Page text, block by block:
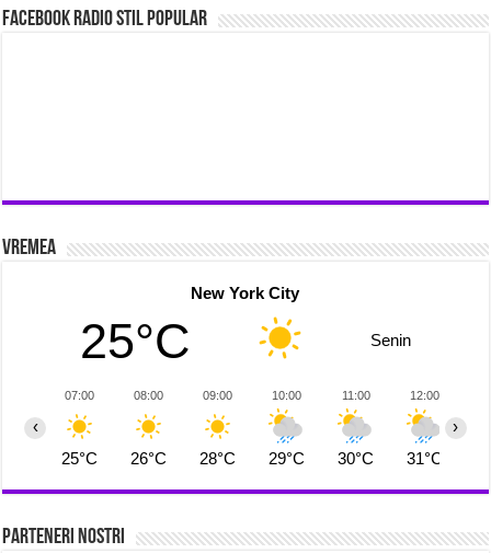
Facebook Radio Stil Popular
Vremea
New York City
25°C Senin
07:00
25°C
08:00
26°C
09:00
28°C
10:00
29°C
11:00
30°C
12:00
31°C
‹ ›
Parteneri Nostri